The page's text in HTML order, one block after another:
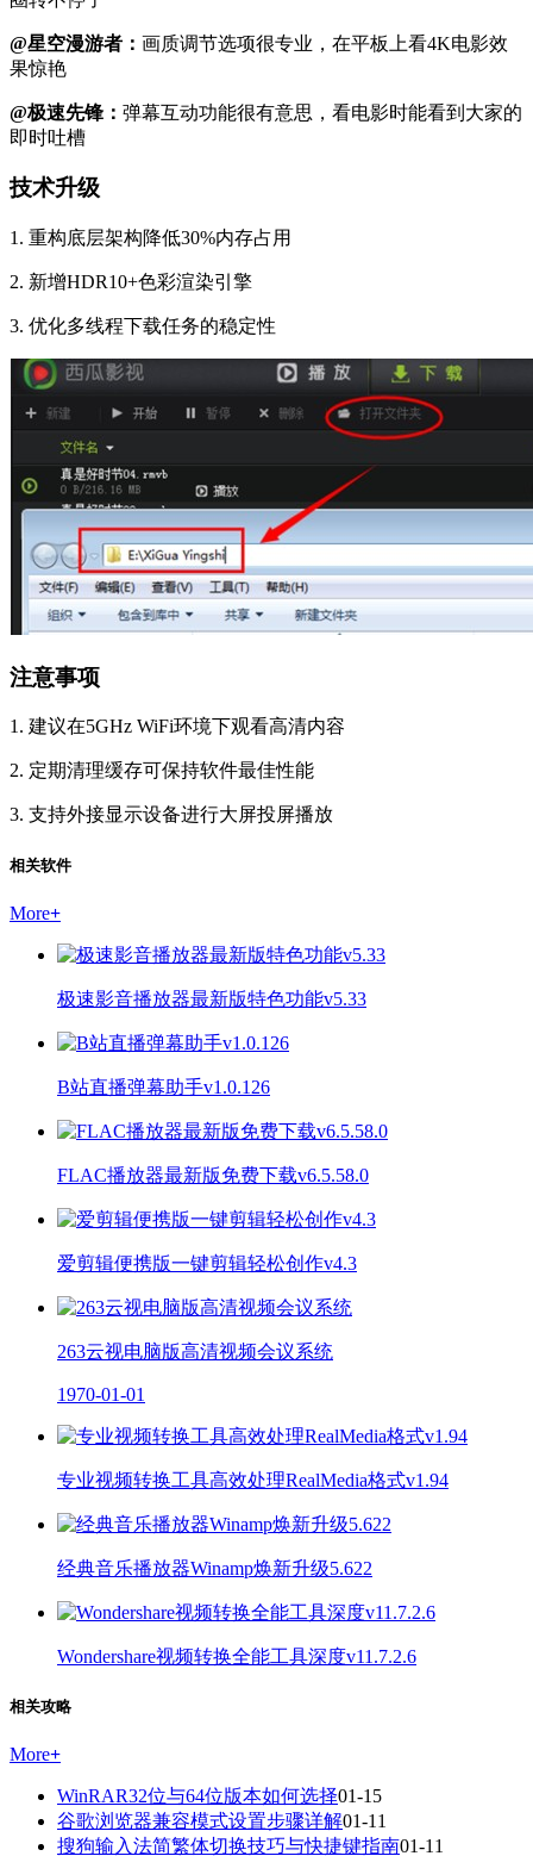
@星空漫游者： 画质调节选项很专业，在平板上看4K电影效
果惊艳
@极速先锋： 弹幕互动功能很有意思，看电影时能看到大家的
即时吐槽
技术升级
1. 重构底层架构降低30%内存占用
2. 新增HDR10+色彩渲染引擎
3. 优化多线程下载任务的稳定性
注意事项
1. 建议在5GHz WiFi环境下观看高清内容
2. 定期清理缓存可保持软件最佳性能
3. 支持外接显示设备进行大屏投屏播放
相关软件
More+
极速影音播放器最新版特色功能v5.33
B站直播弹幕助手v1.0.126
FLAC播放器最新版免费下载v6.5.58.0
爱剪辑便携版一键剪辑轻松创作v4.3
263云视电脑版高清视频会议系统
1970-01-01
专业视频转换工具高效处理RealMedia格式v1.94
经典音乐播放器Winamp焕新升级5.622
Wondershare视频转换全能工具深度v11.7.2.6
相关攻略
More+
WinRAR32位与64位版本如何选择01-15
谷歌浏览器兼容模式设置步骤详解01-11
搜狗输入法简繁体切换技巧与快捷键指南01-11